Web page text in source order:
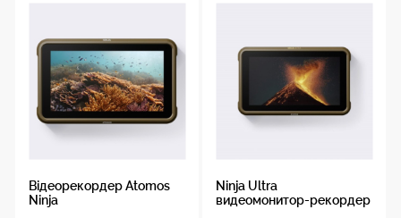
Відеорекордер Atomos
Ninja
Ninja Ultra
видеомонитор-рекордер